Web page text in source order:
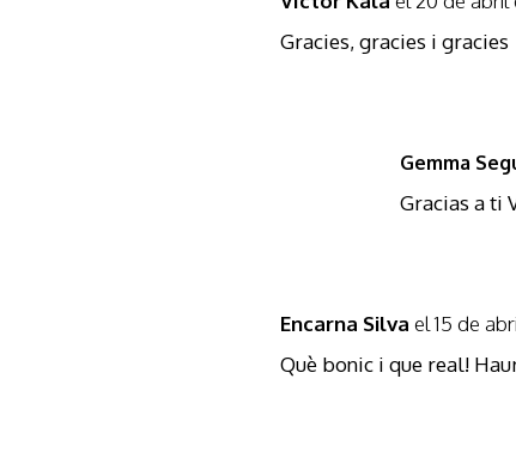
Gracies, gracies i gracies
Gemma
Gracias a ti
Encarna Silva el 15 de
Què bonic i que real!